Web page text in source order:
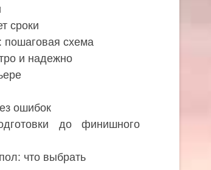
сроки
пошаговая схема
и надежно
ошибок
до финишного
что выбрать